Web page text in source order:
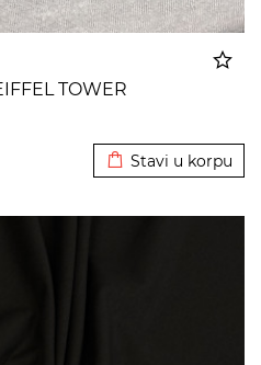
TOWER
Stavi u korpu